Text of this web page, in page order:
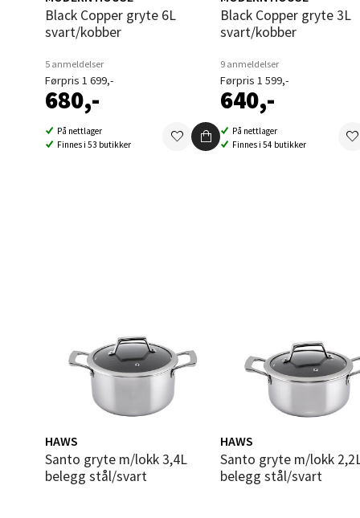
Black Copper gryte 6L
svart/kobber
5 anmeldelser
Førpris 1 699,-
680,-
På nettlager
Finnes i 53 butikker
Black Copper gryte 3L
svart/kobber
9 anmeldelser
Førpris 1 599,-
640,-
På nettlager
Finnes i 54 butikker
HAWS
Santo gryte m/lokk 3,4L
belegg stål/svart
HAWS
Santo gryte m/lokk 2,2L
belegg stål/svart
Folke
0 i
Thon
Åpent